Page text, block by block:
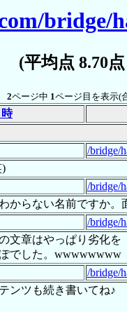
bridge/
(平均点 8.70
2ページ中 1ページ目を表示(
/bridge/
/bridge/
からない名前ですか
/bridge/
文章はやっぱり劣化を
でした。wwwwwwww
/bridge/
ンツも続き書いてね♪